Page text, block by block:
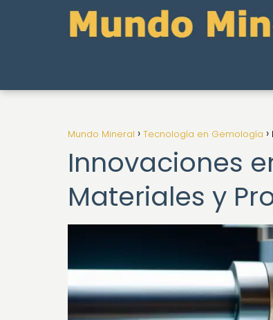
Mundo Mineral Tecnología en Gemología
Innovaciones
Materiales y